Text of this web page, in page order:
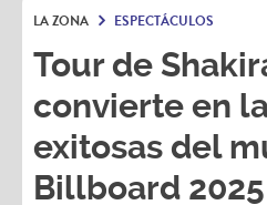
Tour de
convierte en la
exitosas del
Billboard 2025